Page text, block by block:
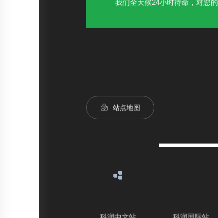
我们全天候24小时待命，对您
站点地图